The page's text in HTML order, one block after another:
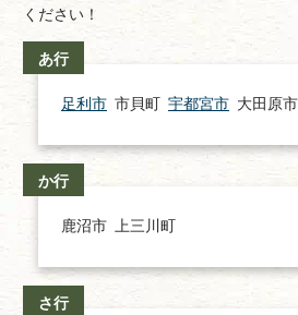
ください！
あ行
足利市 市貝町 宇都宮市 大田原市
か行
鹿沼市 上三川町
さ行